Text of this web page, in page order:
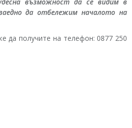
да отбележим началото на
да получите на телефон: 0877 250